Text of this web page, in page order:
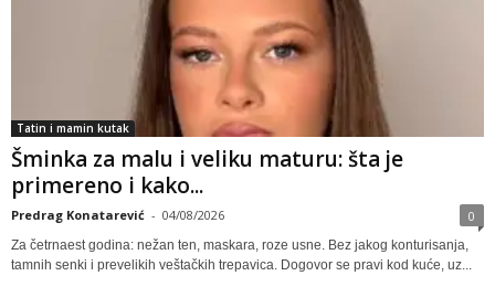
Tatin i mamin kutak
Šminka za malu i veliku maturu: šta je
primereno i kako...
Predrag Konatarević - 04/08/2026 0
Za četrnaest godina: nežan ten, maskara, roze usne. Bez jakog konturisanja,
tamnih senki i prevelikih veštačkih trepavica. Dogovor se pravi kod kuće, uz...